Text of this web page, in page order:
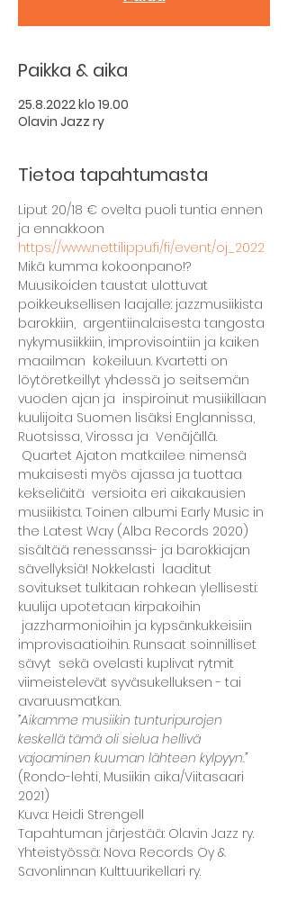
Paikka & aika
25.8.2022 klo 19.00
Olavin Jazz ry
Tietoa tapahtumasta
Liput 20/18 € ovelta puoli tuntia ennen
ja ennakkoon
https://www.nettilippu.fi/fi/event/oj_2022
Mikä kumma kokoonpano!?
Muusikoiden taustat ulottuvat
poikkeuksellisen laajalle: jazzmusiikista
barokkiin,  argentiinalaisesta tangosta
nykymusiikkiin, improvisointiin ja kaiken
maailman  kokeiluun. Kvartetti on
löytöretkeillyt yhdessä jo seitsemän
vuoden ajan ja  inspiroinut musiikillaan
kuulijoita Suomen lisäksi Englannissa,
Ruotsissa, Virossa ja  Venäjällä.
Quartet Ajaton matkailee nimensä
mukaisesti myös ajassa ja tuottaa
kekseliäitä  versioita eri aikakausien
musiikista. Toinen albumi Early Music in
the Latest Way (Alba Records 2020)
sisältää renessanssi- ja barokkiajan
sävellyksiä! Nokkelasti  laaditut
sovitukset tulkitaan rohkean ylellisesti:
kuulija upotetaan kirpakoihin
jazzharmonioihin ja kypsänkukkeisiin
improvisaatioihin. Runsaat soinnilliset
sävyt  sekä ovelasti kuplivat rytmit
viimeistelevät syväsukelluksen - tai
avaruusmatkan.
”Aikamme musiikin tunturipurojen
keskellä tämä oli sielua hellivä
vajoaminen kuuman lähteen kylpyyn.”
(Rondo-lehti, Musiikin aika/Viitasaari
2021)
Kuva: Heidi Strengell
Tapahtuman järjestää: Olavin Jazz ry.
Yhteistyössä: Nova Records Oy &
Savonlinnan Kulttuurikellari ry.